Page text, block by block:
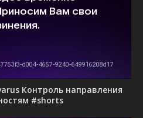
Контроль направления
#shorts